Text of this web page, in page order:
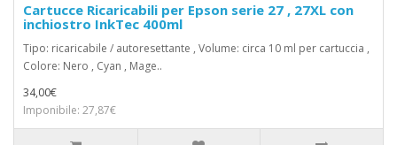
Cartucce Ricaricabili per Epson serie 27 , 27XL con
inchiostro InkTec 400ml
Tipo: ricaricabile / autoresettante , Volume: circa 10 ml per cartuccia ,
Colore: Nero , Cyan , Mage..
34,00€
Imponibile: 27,87€